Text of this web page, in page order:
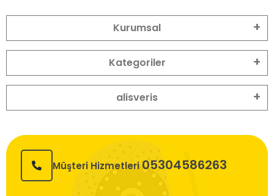
Kurumsal
Kategoriler
alisveris
Müşteri Hizmetleri 05304586263